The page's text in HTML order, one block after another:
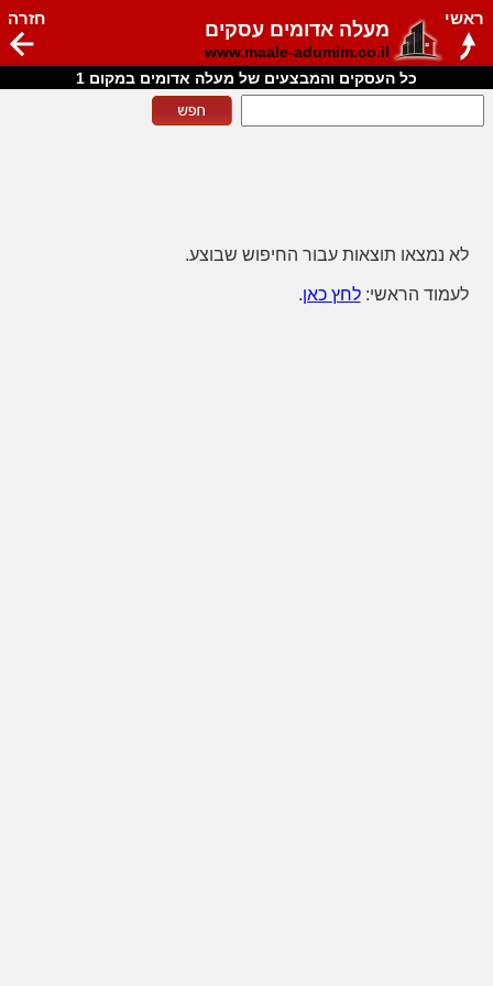
מעלה אדומים עסקים
www.maale-adumim.co.il
חזרה ראשי
כל העסקים והמבצעים של מעלה אדומים במקום 1
לא נמצאו תוצאות עבור החיפוש שבוצע.
לעמוד הראשי:לחץ כאן.